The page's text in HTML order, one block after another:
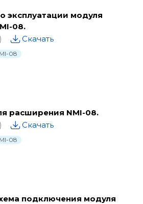
и библиотеки
эксплуатации модуля
08.
Скачать
08
расширения NMI-08.
Скачать
08
подключения модуля